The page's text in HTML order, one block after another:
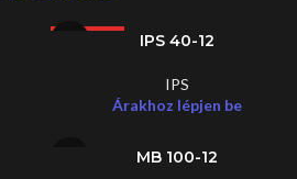
IPS 40-12
IPS
Árakhoz lépjen be
MB 100-12